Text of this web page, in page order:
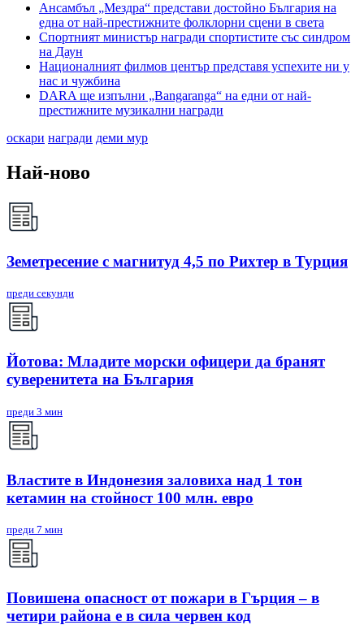
Ансамбъл „Мездра“ представи достойно България на
една от най-престижните фолклорни сцени в света
Спортният министър награди спортистите със синдром
на Даун
Националният филмов център представя успехите ни у
нас и чужбина
DARA ще изпълни „Bangaranga“ на едни от най-
престижните музикални награди
оскари награди деми мур
Най-ново
Земетресение с магнитуд 4,5 по Рихтер в Турция
преди секунди
Йотова: Младите морски офицери да бранят
суверенитета на България
преди 3 мин
Властите в Индонезия заловиха над 1 тон
кетамин на стойност 100 млн. евро
преди 7 мин
Повишена опасност от пожари в Гърция – в
четири района е в сила червен код